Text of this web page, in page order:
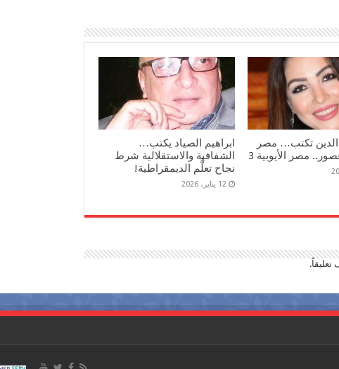
تكتب… مصر
مصر الأيوبية 3
ابراهيم الصياد يكتب…
الشفافية والاستقلالية شرط
نجاح تعلُّم الديمقراطية!
12 يناير، 2026
تعليقاً.